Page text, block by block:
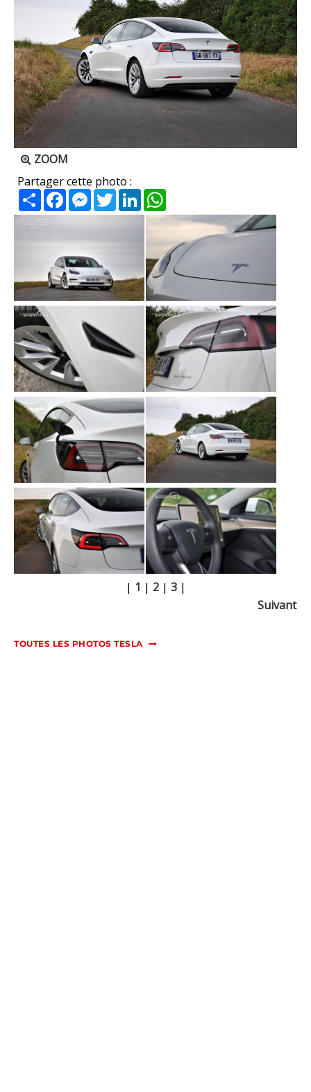
ZOOM
Partager cette photo :
PartagerFacebookMessenger
TwitterLinkedIn
| 1 | 2| 3|
Suivant
TOUTES LES PHOTOS TESLA